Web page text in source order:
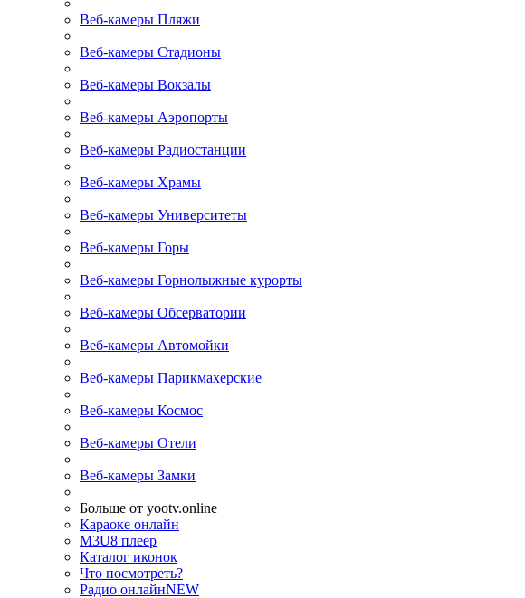
Веб-камеры Пляжи
Веб-камеры Стадионы
Веб-камеры Вокзалы
Веб-камеры Аэропорты
Веб-камеры Радиостанции
Веб-камеры Храмы
Веб-камеры Университеты
Веб-камеры Горы
Веб-камеры Горнолыжные курорты
Веб-камеры Обсерватории
Веб-камеры Автомойки
Веб-камеры Парикмахерские
Веб-камеры Космос
Веб-камеры Отели
Веб-камеры Замки
Больше от yootv.online
Караоке онлайн
M3U8 плеер
Каталог иконок
Что посмотреть?
Радио онлайнNEW